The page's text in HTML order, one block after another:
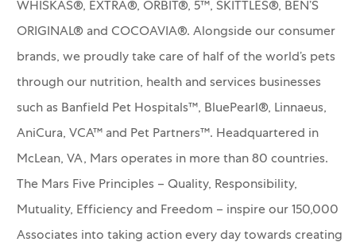
WHISKAS®, EXTRA®, ORBIT®, 5™, SKITTLES®, BEN’S
ORIGINAL® and COCOAVIA®. Alongside our consumer
brands, we proudly take care of half of the world’s pets
through our nutrition, health and services businesses
such as Banfield Pet Hospitals™, BluePearl®, Linnaeus,
AniCura, VCA™ and Pet Partners™. Headquartered in
McLean, VA, Mars operates in more than 80 countries.
The Mars Five Principles – Quality, Responsibility,
Mutuality, Efficiency and Freedom – inspire our 150,000
Associates into taking action every day towards creating